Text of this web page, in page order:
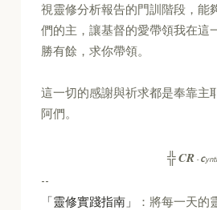
視靈修分析報告的門訓階段，能
們的主，讓基督的愛帶領我在這
勝有餘，求你帶領。
這一切的感謝與祈求都是奉靠主
阿們。
╬CR -C
--
「靈修實踐指南」
：將每一天的